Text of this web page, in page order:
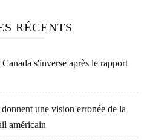
RÉCENTS
s'inverse après le rapport
une vision erronée de la
américain